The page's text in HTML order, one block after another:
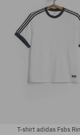
Dostępne rozmiary:
T-shirt adidas Fsbs